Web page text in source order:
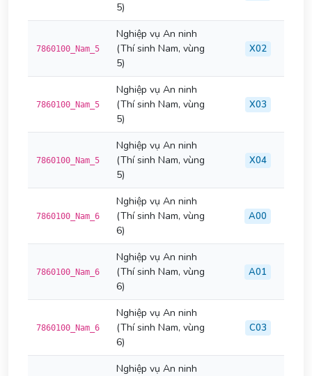
5)
7860100_Nam_5
Nghiệp vụ An ninh
(Thí sinh Nam, vùng
5)
X02
7860100_Nam_5
Nghiệp vụ An ninh
(Thí sinh Nam, vùng
5)
X03
7860100_Nam_5
Nghiệp vụ An ninh
(Thí sinh Nam, vùng
5)
X04
7860100_Nam_6
Nghiệp vụ An ninh
(Thí sinh Nam, vùng
6)
A00
7860100_Nam_6
Nghiệp vụ An ninh
(Thí sinh Nam, vùng
6)
A01
7860100_Nam_6
Nghiệp vụ An ninh
(Thí sinh Nam, vùng
6)
C03
Nghiệp vụ An ninh